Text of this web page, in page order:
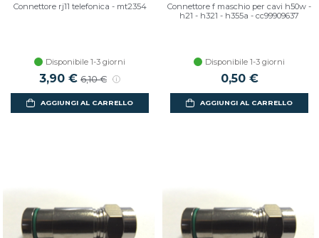
Connettore rj11 telefonica - mt2354
Disponibile 1-3 giorni
3,90 € 6,10 €
AGGIUNGI AL CARRELLO
Connettore f maschio per cavi h50w -
h21 - h321 - h355a - cc99909637
Disponibile 1-3 giorni
0,50 €
AGGIUNGI AL CARRELLO